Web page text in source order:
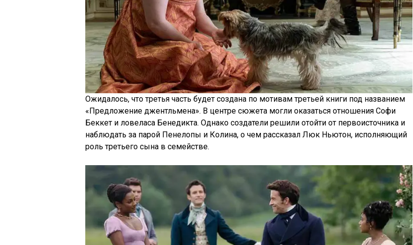
Ожидалось, что третья часть будет создана по мотивам третьей книги под названием
«Предложение джентльмена». В центре сюжета могли оказаться отношения Софи
Беккет и ловеласа Бенедикта. Однако создатели решили отойти от первоисточника и
наблюдать за парой Пенелопы и Колина, о чем рассказал Люк Ньютон, исполняющий
роль третьего сына в семействе.